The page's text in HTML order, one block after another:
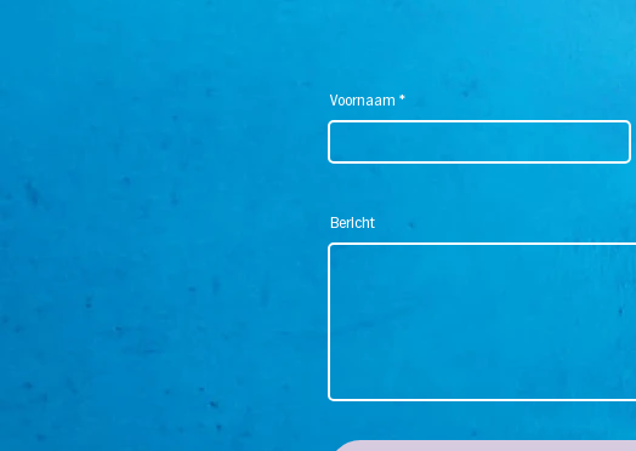
Voornaam
Bericht